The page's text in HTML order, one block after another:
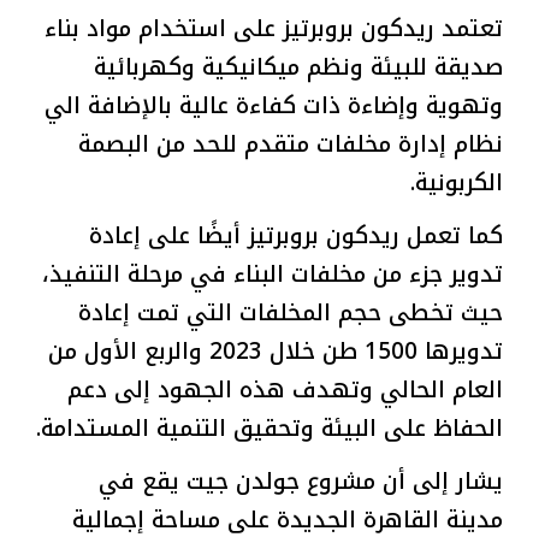
تعتمد ريدكون بروبرتيز على استخدام مواد بناء
صديقة للبيئة ونظم ميكانيكية وكهربائية
وتهوية وإضاءة ذات كفاءة عالية بالإضافة الي
نظام إدارة مخلفات متقدم للحد من البصمة
الكربونية.
كما تعمل ريدكون بروبرتيز أيضًا على إعادة
تدوير جزء من مخلفات البناء في مرحلة التنفيذ،
حيث تخطى حجم المخلفات التي تمت إعادة
تدويرها 1500 طن خلال 2023 والربع الأول من
العام الحالي وتهدف هذه الجهود إلى دعم
الحفاظ على البيئة وتحقيق التنمية المستدامة.
يشار إلى أن مشروع جولدن جيت يقع في
مدينة القاهرة الجديدة على مساحة إجمالية